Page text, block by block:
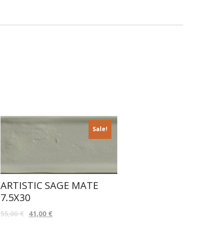
Sale!
ARTISTIC SAGE MATE
7.5X30
55,00€ 41,00 €